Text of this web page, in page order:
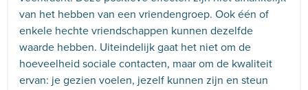
van het hebben van een vriendengroep. Ook één of
enkele hechte vriendschappen kunnen dezelfde
waarde hebben. Uiteindelijk gaat het niet om de
hoeveelheid sociale contacten, maar om de kwaliteit
ervan: je gezien voelen, jezelf kunnen zijn en steun